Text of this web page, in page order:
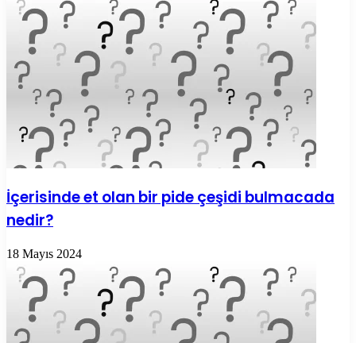
İçerisinde et olan bir pide çeşidi bulmacada
nedir?
18 Mayıs 2024